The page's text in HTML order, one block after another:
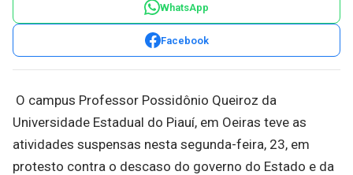
WhatsApp
Facebook
O campus Professor Possidônio Queiroz da
Universidade Estadual do Piauí, em Oeiras teve as
atividades suspensas nesta segunda-feira, 23, em
protesto contra o descaso do governo do Estado e da